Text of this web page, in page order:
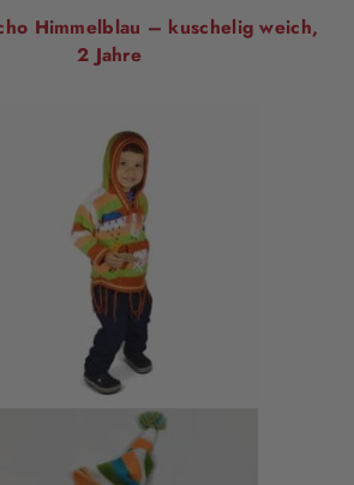
Himmelblau – kuschelig weich,
2 Jahre